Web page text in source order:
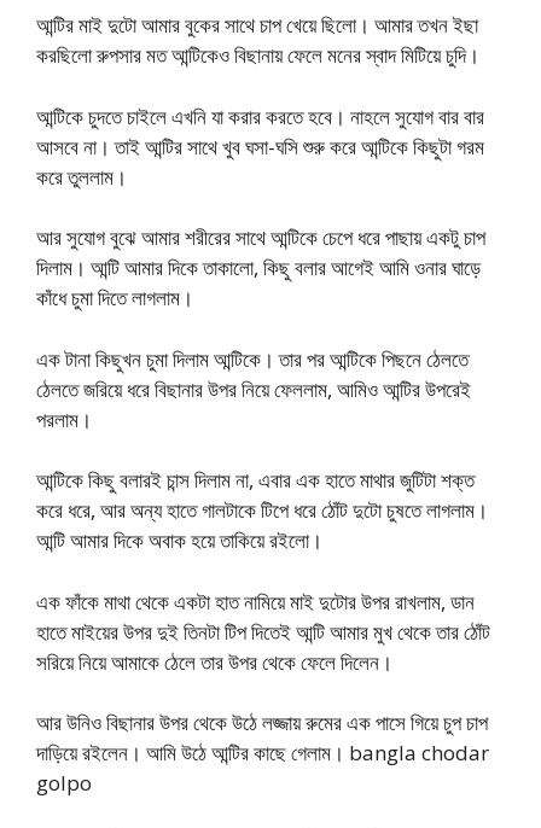
আন্টির মাই দুটো আমার বুকের সাথে চাপ খেয়ে ছিলো। আমার তখন ইছা
করছিলো রুপসার মত আন্টিকেও বিছানায় ফেলে মনের স্বাদ মিটিয়ে চুদি।
আন্টিকে চুদতে চাইলে এখনি যা করার করতে হবে। নাহলে সুযোগ বার বার
আসবে না। তাই আন্টির সাথে খুব ঘসা-ঘসি শুরু করে আন্টিকে কিছুটা গরম
করে তুললাম।
আর সুযোগ বুঝে আমার শরীরের সাথে আন্টিকে চেপে ধরে পাছায় একটু চাপ
দিলাম। আন্টি আমার দিকে তাকালো, কিছু বলার আগেই আমি ওনার ঘাড়ে
কাঁধে চুমা দিতে লাগলাম।
এক টানা কিছুখন চুমা দিলাম আন্টিকে। তার পর আন্টিকে পিছনে ঠেলতে
ঠেলতে জরিয়ে ধরে বিছানার উপর নিয়ে ফেললাম, আমিও আন্টির উপরেই
পরলাম।
আন্টিকে কিছু বলারই চান্স দিলাম না, এবার এক হাতে মাথার জুটিটা শক্ত
করে ধরে, আর অন্য হাতে গালটাকে টিপে ধরে ঠোঁট দুটো চুষতে লাগলাম।
আন্টি আমার দিকে অবাক হয়ে তাকিয়ে রইলো।
এক ফাঁকে মাথা থেকে একটা হাত নামিয়ে মাই দুটোর উপর রাখলাম, ডান
হাতে মাইয়ের উপর দুই তিনটা টিপ দিতেই আন্টি আমার মুখ থেকে তার ঠোঁট
সরিয়ে নিয়ে আমাকে ঠেলে তার উপর থেকে ফেলে দিলেন।
আর উনিও বিছানার উপর থেকে উঠে লজ্জায় রুমের এক পাসে গিয়ে চুপ চাপ
দাড়িয়ে রইলেন। আমি উঠে আন্টির কাছে গেলাম। bangla chodar
golpo